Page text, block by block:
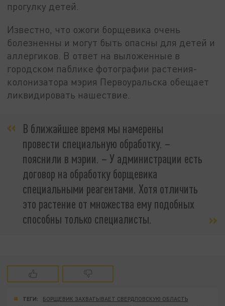
прогулку детей.
Известно, что ожоги борщевика очень
болезненны и могут быть опасны для детей и
аллергиков. В ответ на выложенные в
городском паблике фотографии растения-
колонизатора мэрия Первоуральска обещает
ликвидировать нашествие.
В ближайшее время мы намерены
провести специальную обработку. –
пояснили в мэрии. – У администрации есть
договор на обработку борщевика
специальными реагентами. Хотя отличить
это растение от множества ему подобных
способны только специалисты.
ТЕГИ:
БОРЩЕВИК ЗАХВАТЫВАЕТ СВЕРДЛОВСКУЮ ОБЛАСТЬ